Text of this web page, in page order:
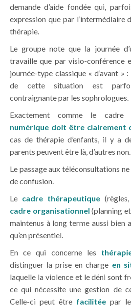
demande d’aide fondée qui,
expression que par l’intermédiaire
thérapie.
Le groupe note que la journée
travaille que par visio-conférence
journée-type classique « d’avant » :
de cette situation est
contraignante par les sophrologues.
Exactement comme le cadre
numérique doit être clairement
cas de thérapie d’enfants, il y a
parents peuvent être là, d’autres non.
Le passage aux téléconsultations
de confusion.
Le cadre thérapeutique
cadre organisationnel (planning
maintenus à long terme aussi bien
qu’en présentiel.
En ce qui concerne les
distinguer la prise en charge en
laquelle la violence et le déni sont
ce qui nécessite une gestion de
Celle-ci peut être facilitée par